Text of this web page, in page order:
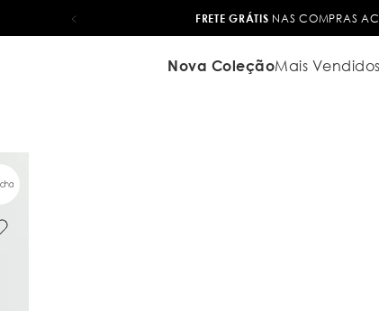
FRETE GRÁTIS NAS COMPRAS
Nova ColeçãoMais Vendidos